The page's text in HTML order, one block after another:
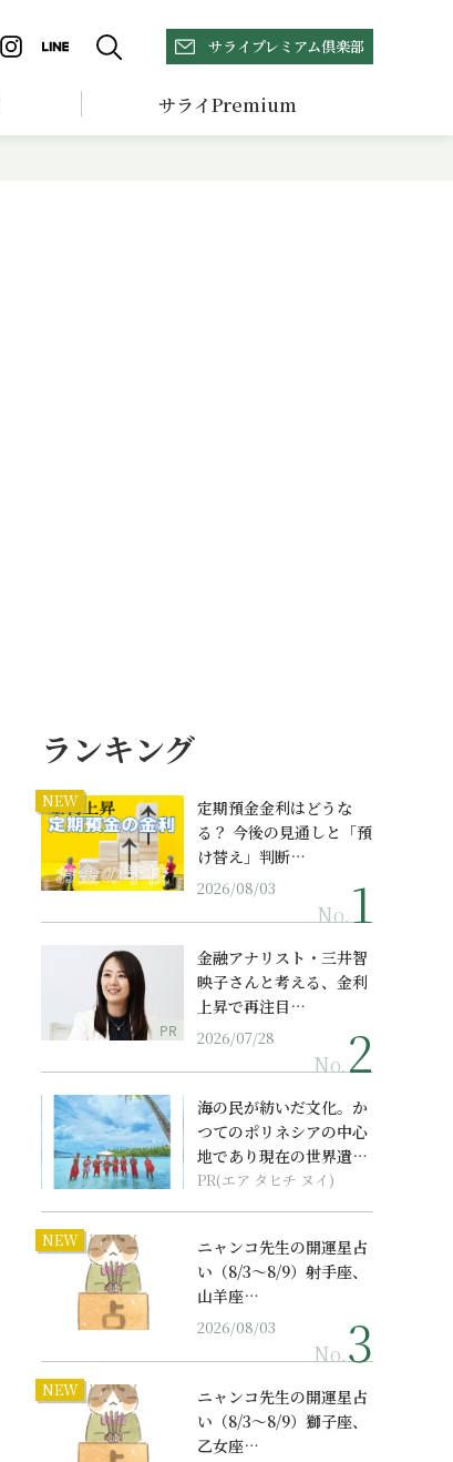
サライプレミアム倶楽部
サライPremium
ランキング
NEW
定期預金金利はどうな
る？ 今後の見通しと「預
け替え」判断…
2026/08/03
No.
PR
金融アナリスト・三井智
映子さんと考える、金利
上昇で再注目…
2026/07/28
No.
海の民が紡いだ文化。か
つてのポリネシアの中心
地であり現在の世界遺産
からみえてくる...
PR(エア タヒチ ヌイ)
NEW
ニャンコ先生の開運星占
い（8/3～8/9）射手座、
山羊座…
2026/08/03
No.
NEW
ニャンコ先生の開運星占
い（8/3～8/9）獅子座、
乙女座…